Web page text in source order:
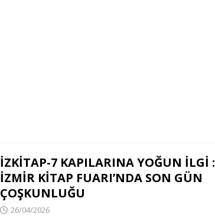
İZKİTAP-7 KAPILARINA YOĞUN İLGİ :
İZMİR KİTAP FUARI’NDA SON GÜN
ÇOŞKUNLUĞU
26/04/2026